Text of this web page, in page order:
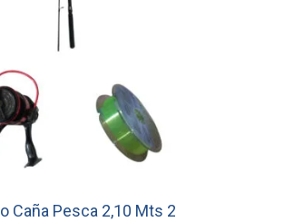
Caña Pesca 2,10 Mts 2